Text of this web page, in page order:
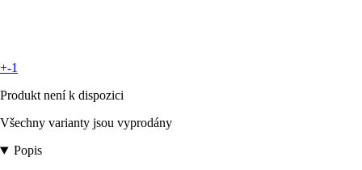
+-1
Produkt není k dispozici
Všechny varianty jsou vyprodány
Popis